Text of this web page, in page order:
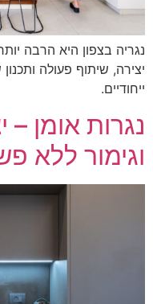
בצפון היא הרבה יותר
שיתוף פעולה ותכנון
אומן –
ללא